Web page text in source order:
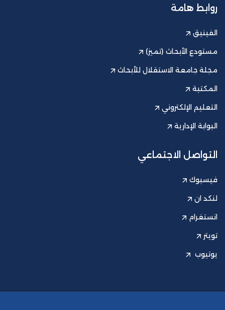
روابط هامة
الفينيق
مستودع الأبحاث (تميز)
مجلة جامعة الاستقلال للأبحاث
المكتبة
التعليم الإلكتروني
البوابة الإدارية
التواصل الاجتماعي
فيسبوك
لنكد ان
انستغرام
تويتر
يوتيوب